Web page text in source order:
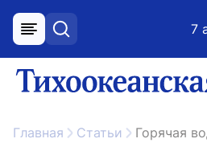
меню поиск 7
Главная Статьи Горячая